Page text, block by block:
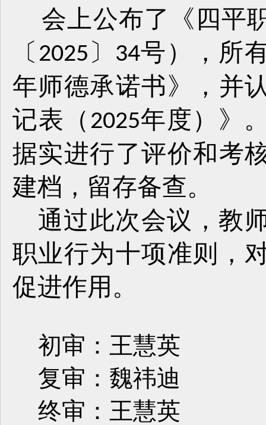
会上公布了《四平
〔 2025 〕 34号），所
年师德承诺书》，并
记表（ 2025年度）》
据实进行了评价和考
建档，留存备查。
通过此次会议，教
职业行为十项准则，
促进作用。
初审：王慧英
复审：魏祎迪
终审：王慧英